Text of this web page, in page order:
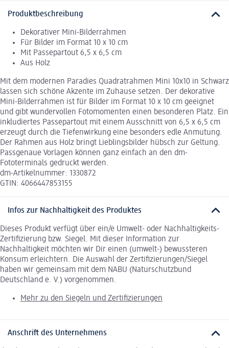
Produktbeschreibung
Dekorativer Mini-Bilderrahmen
Für Bilder im Format 10 x 10 cm
Mit Passepartout 6,5 x 6,5 cm
Aus Holz
Mit dem modernen Paradies Quadratrahmen Mini 10x10 in Schwarz
lassen sich schöne Akzente im Zuhause setzen. Der dekorative
Mini-Bilderrahmen ist für Bilder im Format 10 x 10 cm geeignet
und gibt wundervollen Fotomomenten einen besonderen Platz. Ein
inkludiertes Passepartout mit einem Ausschnitt von 6,5 x 6,5 cm
erzeugt durch die Tiefenwirkung eine besonders edle Anmutung.
Der Rahmen aus Holz bringt Lieblingsbilder hübsch zur Geltung.
Passgenaue Vorlagen können ganz einfach an den dm-
Fototerminals gedruckt werden.
dm-Artikelnummer: 1330872
GTIN: 4066447853155
Infos zur Nachhaltigkeit des Produktes
Dieses Produkt verfügt über ein/e Umwelt- oder Nachhaltigkeits-
Zertifizierung bzw. Siegel. Mit dieser Information zur
Nachhaltigkeit möchten wir Dir einen (umwelt-) bewussteren
Konsum erleichtern. Die Auswahl der Zertifizierungen/Siegel
haben wir gemeinsam mit dem NABU (Naturschutzbund
Deutschland e. V.) vorgenommen.
Mehr zu den Siegeln und Zertifizierungen
Anschrift des Unternehmens